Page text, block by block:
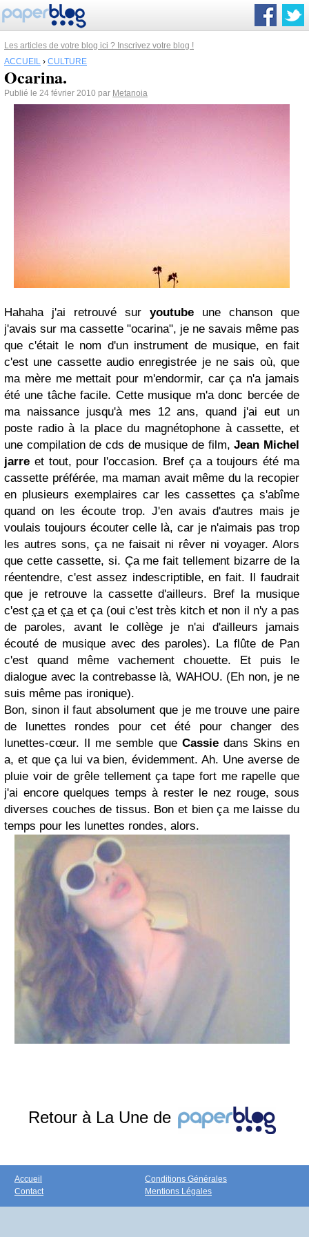
Les articles de votre blog ici ? Inscrivez votre blog !
ACCUEIL › CULTURE
Ocarina.
Publié le 24 février 2010 par Metanoia
Hahaha j'ai retrouvé sur youtube une chanson que
j'avais sur ma cassette "ocarina", je ne savais même pas
que c'était le nom d'un instrument de musique, en fait
c'est une cassette audio enregistrée je ne sais où, que
ma mère me mettait pour m'endormir, car ça n'a jamais
été une tâche facile. Cette musique m'a donc bercée de
ma naissance jusqu'à mes 12 ans, quand j'ai eut un
poste radio à la place du magnétophone à cassette, et
une compilation de cds de musique de film,Jean Michel
jarre et tout, pour l'occasion. Bref ça a toujours été ma
cassette préférée, ma maman avait même du la recopier
en plusieurs exemplaires car les cassettes ça s'abîme
quand on les écoute trop. J'en avais d'autres mais je
voulais toujours écouter celle là, car je n'aimais pas trop
les autres sons, ça ne faisait ni rêver ni voyager. Alors
que cette cassette, si. Ça me fait tellement bizarre de la
réentendre, c'est assez indescriptible, en fait. Il faudrait
que je retrouve la cassette d'ailleurs. Bref la musique
c'estçaetçaet ça (oui c'est très kitch et non il n'y a pas
de paroles, avant le collège je n'ai d'ailleurs jamais
écouté de musique avec des paroles). La flûte de Pan
c'est quand même vachement chouette. Et puis le
dialogue avec la contrebasse là, WAHOU. (Eh non, je ne
suis même pas ironique).
Bon, sinon il faut absolument que je me trouve une paire
de lunettes rondes pour cet été pour changer des
lunettes-cœur. Il me semble que Cassiedans Skins en
a, et que ça lui va bien, évidemment. Ah. Une averse de
pluie voir de grêle tellement ça tape fort me rapelle que
j'ai encore quelques temps à rester le nez rouge, sous
diverses couches de tissus. Bon et bien ça me laisse du
temps pour les lunettes rondes, alors.
Retour à La Une de
Accueil
Contact
Conditions Générales
Mentions Légales